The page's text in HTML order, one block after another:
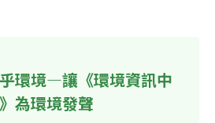
環境—讓《環境資訊中
為環境發聲